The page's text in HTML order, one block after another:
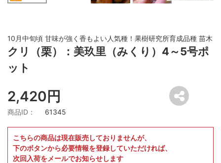
10月中旬頃 甘味が強く香もよい人気種！果樹研究所育成品種 苗木
クリ（栗）：美玖里（みくり）4～5号ポ
ット
2,420円
商品ID： 61345
こちらの商品は現在販売しておりませんが、
下のボタンから必要情報を登録していただければ、
次回入荷をメールでお知らせします